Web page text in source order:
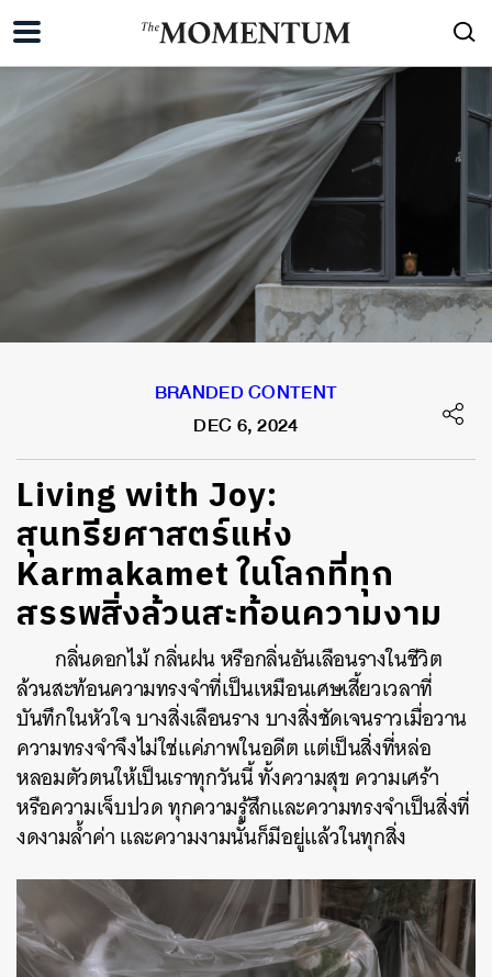
BRANDED CONTENT
DEC 6, 2024
Living with Joy:
สุนทรียศาสตร์แห่ง
Karmakamet ในโลกที่ทุก
สรรพสิ่งล้วนสะท้อนความงาม
กลิ่นดอกไม้ กลิ่นฝน หรือกลิ่นอันเลือนรางในชีวิต
ล้วนสะท้อนความทรงจำที่เป็นเหมือนเศษเสี้ยวเวลาที่
บันทึกในหัวใจ บางสิ่งเลือนราง บางสิ่งชัดเจนราวเมื่อวาน
ความทรงจำจึงไม่ใช่แค่ภาพในอดีต แต่เป็นสิ่งที่หล่อ
หลอมตัวตนให้เป็นเราทุกวันนี้ ทั้งความสุข ความเศร้า
หรือความเจ็บปวด ทุกความรู้สึกและความทรงจำเป็นสิ่งที่
งดงามล้ำค่า และความงามนั้นก็มีอยู่แล้วในทุกสิ่ง